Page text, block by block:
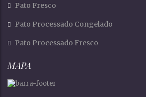
Pato Fresco
Pato Processado Congelado
Pato Processado Fresco
MAPA